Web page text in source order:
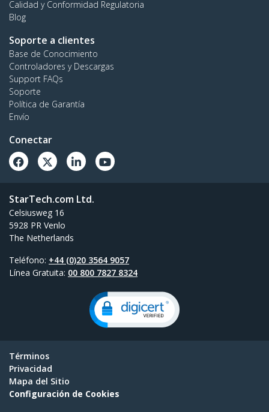
Calidad y Conformidad Regulatoria
Blog
Soporte a clientes
Base de Conocimiento
Controladores y Descargas
Support FAQs
Soporte
Política de Garantía
Envío
Conectar
StarTech.com Ltd.
Celsiusweg 16
5928 PR Venlo
The Netherlands
Teléfono: +44 (0)20 3564 9057
Línea Gratuita: 00 800 7827 8324
Términos
Privacidad
Mapa del Sitio
Configuración de Cookies